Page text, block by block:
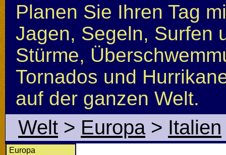
Planen Sie Ihren Tag
Jagen, Segeln, Surfen
Stürme,
Tornados und
auf der ganzen Welt.
Welt > Europa> Italien
Europa